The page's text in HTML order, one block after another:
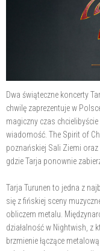
Dwa świąteczne koncerty
chwilę zaprezentuje w
magiczny czas
wiadomość. The Spirit of
poznańskiej Sali Ziemi oraz
gdzie Tarja ponownie
Tarja Turunen to jedna z
się z fińskiej sceny
obliczem metalu.
działalność w Nightwish, z
brzmienie łączące